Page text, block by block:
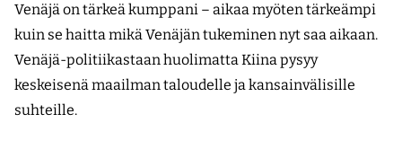
Venäjä on tärkeä kumppani – aikaa myöten tärkeämpi
kuin se haitta mikä Venäjän tukeminen nyt saa aikaan.
Venäjä-politiikastaan huolimatta Kiina pysyy
keskeisenä maailman taloudelle ja kansainvälisille
suhteille.